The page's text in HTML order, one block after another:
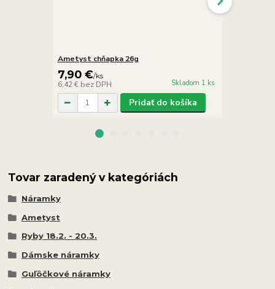
Ametyst chňapka 26g
7,90 €/ks
6,42 € bez DPH Skladom 1 ks
Pridať do košíka
Tovar zaradený v kategóriách
Náramky
Ametyst
Ryby 18.2. - 20.3.
Dámske náramky
Guľôčkové náramky